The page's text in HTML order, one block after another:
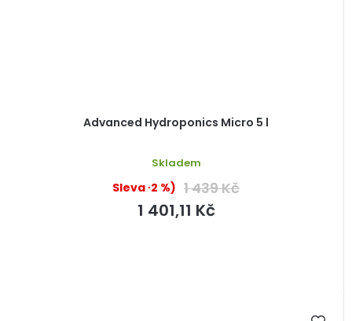
Advanced Hydroponics Micro 5 l
Skladem
(–2 %) 1 439 Kč
1 401,11 Kč